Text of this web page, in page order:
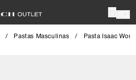
/ Pastas Masculinas / Pasta Isaac